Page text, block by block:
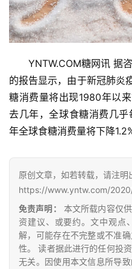
首
页
云
网
公
众
号
YNTW.COM糖网讯 据
的报告显示，由于新冠肺炎
糖消费量将出现1980年以
去几年，全球食糖消费几
年全球食糖消费量将下降
原创文章，如若转载，请注明
https://www.yntw.com/
免责声明：
本文所载内容仅
资建议、或要约。文中观点
解，可能存在不完整或不准
性。 读者据此进行的任何投
无关。因使用本文信息所导